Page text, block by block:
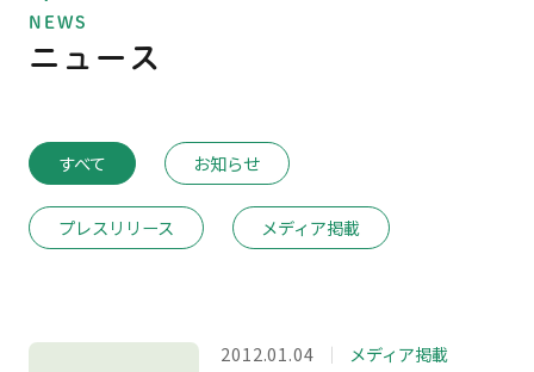
NEWS
ニュース
すべて お知らせ
プレスリリース メディア掲載
2012.01.04 メディア掲載